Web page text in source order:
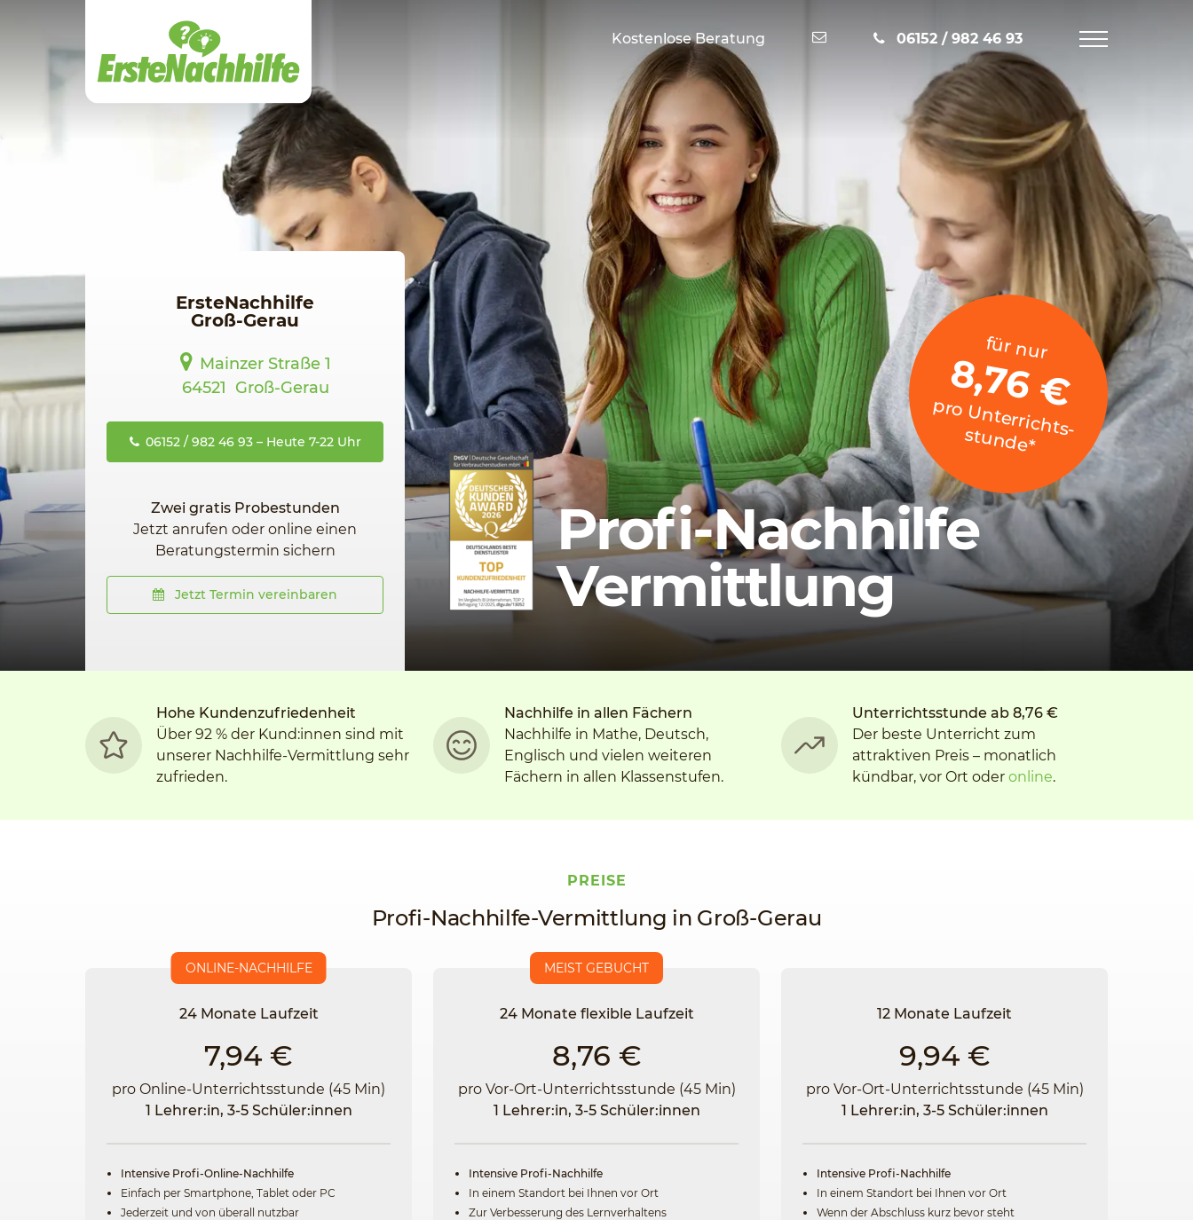
Kostenlose Beratung Nachricht schreiben
06152 / 982 46 93
Navigation
für nur
8,76 €
p
ro
U
n
te
rrich
ts­
stu
n
d
e
*
Profi-Nachhilfe
Vermittlung
ErsteNachhilfe
Groß-Gerau
Mainzer Straße 1
64521 Groß-Gerau
Zwei gratis Probestunden
Jetzt anrufen oder online einen
Beratungstermin sichern
06152 / 982 46 93 – Heute 7-22 Uhr
Jetzt Termin vereinbaren
Hohe Kundenzufriedenheit
Über 92 % der Kund:innen sind mit
unserer Nachhilfe-Vermittlung sehr
zufrieden.
Nachhilfe in allen Fächern
Nachhilfe in Mathe, Deutsch,
Englisch und vielen weiteren
Fächern in allen Klassenstufen.
Unterrichtsstunde ab 8,76 €
Der beste Unterricht zum
attraktiven Preis – monatlich
kündbar, vor Ort oder online.
PREISE
Profi-Nachhilfe-Vermittlung in Groß-Gerau
MEIST GEBUCHT
24 Monate flexible Laufzeit
8,76 €
pro Vor-Ort-Unterrichtsstunde (45 Min)
1 Lehrer:in, 3-5 Schüler:innen
Intensive Profi-Nachhilfe
In einem Standort bei Ihnen vor Ort
Zur Verbesserung des Lernverhaltens
ONLINE-NACHHILFE
24 Monate Laufzeit
7,94 €
pro Online-Unterrichtsstunde (45 Min)
1 Lehrer:in, 3-5 Schüler:innen
Intensive Profi-Online-Nachhilfe
Einfach per Smartphone, Tablet oder PC
Jederzeit und von überall nutzbar
12 Monate Laufzeit
9,94 €
pro Vor-Ort-Unterrichtsstunde (45 Min)
1 Lehrer:in, 3-5 Schüler:innen
Intensive Profi-Nachhilfe
In einem Standort bei Ihnen vor Ort
Wenn der Abschluss kurz bevor steht